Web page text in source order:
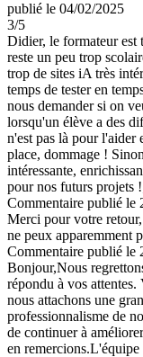
publié le 04/02/2025
3/5
Didier, le formateur est
reste un peu trop
trop de sites iA très
temps de tester en
nous demander si on
lorsqu'un élève a des
n'est pas là pour l'aider
place, dommage !
intéressante,
pour nos futurs projets
Commentaire publié le
Merci pour votre
ne peux apparemment
Commentaire publié le
Bonjour,Nous
répondu à vos
nous attachons une
professionnalisme de
de continuer à
en